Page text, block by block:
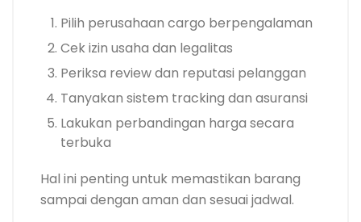
Pilih perusahaan cargo berpengalaman
Cek izin usaha dan legalitas
Periksa review dan reputasi pelanggan
Tanyakan sistem tracking dan asuransi
Lakukan perbandingan harga secara
terbuka
Hal ini penting untuk memastikan barang
sampai dengan aman dan sesuai jadwal.